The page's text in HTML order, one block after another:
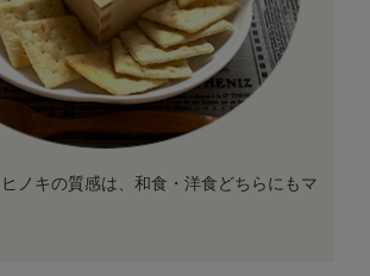
ノキの質感は、和食・洋食どちらにもマ